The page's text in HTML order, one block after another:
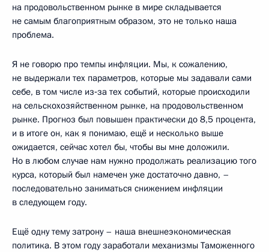
на продовольственном рынке в мире складывается
не самым благоприятным образом, это не только наша
проблема.
Я не говорю про темпы инфляции. Мы, к сожалению,
не выдержали тех параметров, которые мы задавали сами
себе, в том числе из‑за тех событий, которые происходили
на сельскохозяйственном рынке, на продовольственном
рынке. Прогноз был повышен практически до 8,5 процента,
и в итоге он, как я понимаю, ещё и несколько выше
ожидается, сейчас хотел бы, чтобы вы мне доложили.
Но в любом случае нам нужно продолжать реализацию того
курса, который был намечен уже достаточно давно, –
последовательно заниматься снижением инфляции
в следующем году.
Ещё одну тему затрону – наша внешнеэкономическая
политика. В этом году заработали механизмы Таможенного